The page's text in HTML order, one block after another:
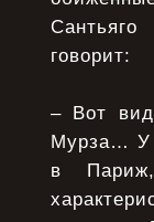
говорит:
– Вот
Мурза… У
в